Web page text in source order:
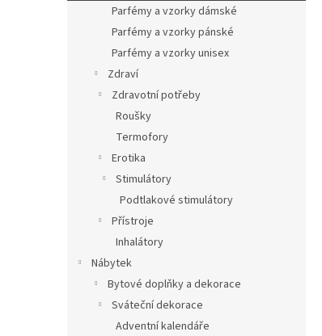
Parfémy a vzorky dámské
Parfémy a vzorky pánské
Parfémy a vzorky unisex
Zdraví
Zdravotní potřeby
Roušky
Termofory
Erotika
Stimulátory
Podtlakové stimulátory
Přístroje
Inhalátory
Nábytek
Bytové doplňky a dekorace
Sváteční dekorace
Adventní kalendáře